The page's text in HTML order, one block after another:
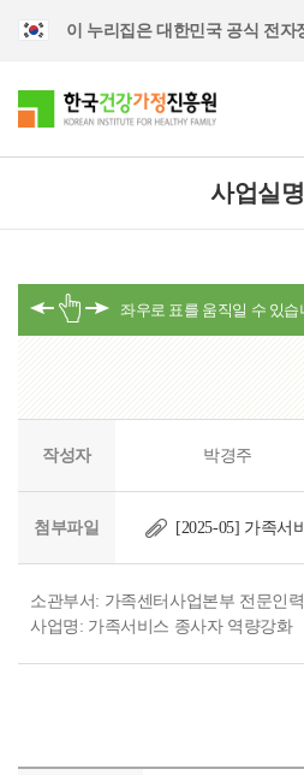
이 누리집은 대한민국 공식 전자
사업실명
작성자 박경주
첨부파일 [2025-05] 가족서
소관부서: 가족센터사업본부 전문인
사업명: 가족서비스 종사자 역량강화